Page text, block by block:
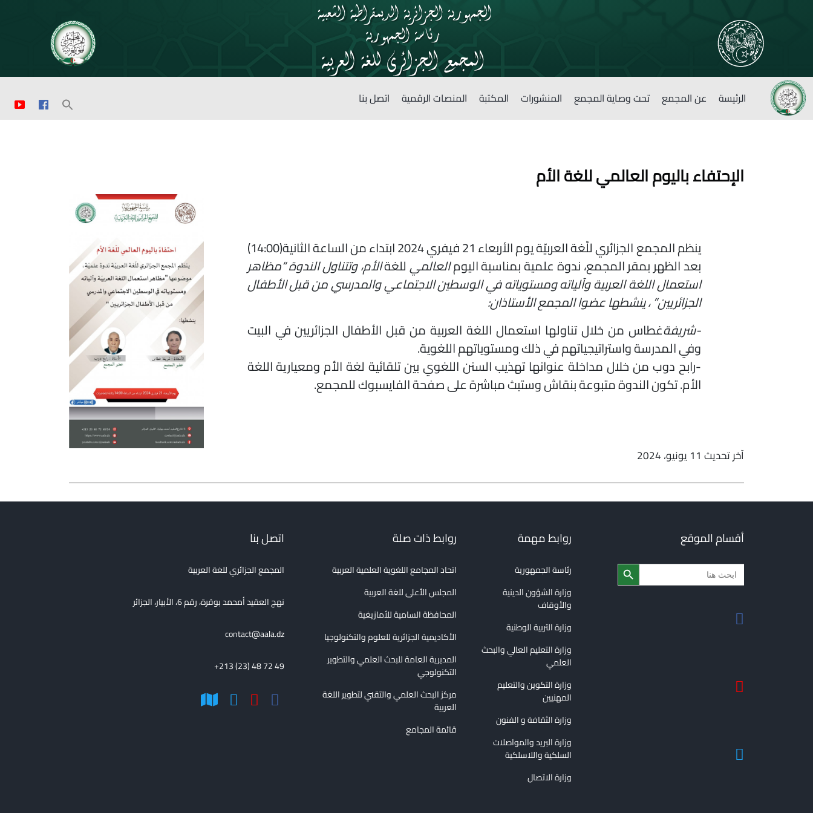
الرئيسة عن المجمع تحت وصاية المجمع المنشورات المكتبة المنصات الرقمية اتصل بنا
الإحتفاء باليوم العالمي للغة الأم
ينظم المجمع الجزائري للّغة العربيّة يوم الأربعاء 21 فيفري 2024 ابتداء من الساعة الثانية(14:00)
بعد الظهر بمقر المجمع، ندوة علمية بمناسبة اليومالعالميللغةالأم، وتتناول الندوة “مظاهر
استعمال اللغة العربية وآلياته ومستوياته في الوسطين الاجتماعي والمدرسي من قبل الأطفال
الجزائريين” ، ينشطها عضوا المجمع الأستاذان:
-شريفةغطاس من خلال تناولها استعمال اللغة العربية من قبل الأطفال الجزائريين في البيت
وفي المدرسة واستراتيجياتهم في ذلك ومستوياتهم اللغوية.
-رابح دوب من خلال مداخلة عنوانها تهذيب السنن اللغوي بين تلقائية لغة الأم ومعيارية اللغة
الأم. تكون الندوة متبوعة بنقاش وستبث مباشرة على صفحة الفايسبوك للمجمع.
آخر تحديث 11 يونيو، 2024
أقسام الموقع
Search
for:
Search Button
روابط مهمة
رئاسة الجمهورية
وزارة الشؤون الدينية
والأوقاف
وزارة التربية الوطنية
وزارة التعليم العالي والبحث
العلمي
وزارة التكوين والتعليم
المهنيين
وزارة الثقافة و الفنون
وزارة البريد والمواصلات
السلكية واللاسلكية
وزارة الاتصال
روابط ذات صلة
اتحاد المجامع اللغوية العلمية العربية
المجلس الأعلى للغة العربية
المحافظة السامية للأمازيغية
الأكاديمية الجزائرية للعلوم والتكنولوجيا
المديرية العامة للبحث العلمي والتطوير
التكنولوجي
مركز البحث العلمي والتقني لتطوير اللغة
العربية
قائمة المجامع
اتصل بنا
المجمع الجزائري للغة العربية
نهج العقيد أمحمد بوقرة، رقم 6، الأبيار، الجزائر
contact@aala.dz
+213 (23) 48 72 49